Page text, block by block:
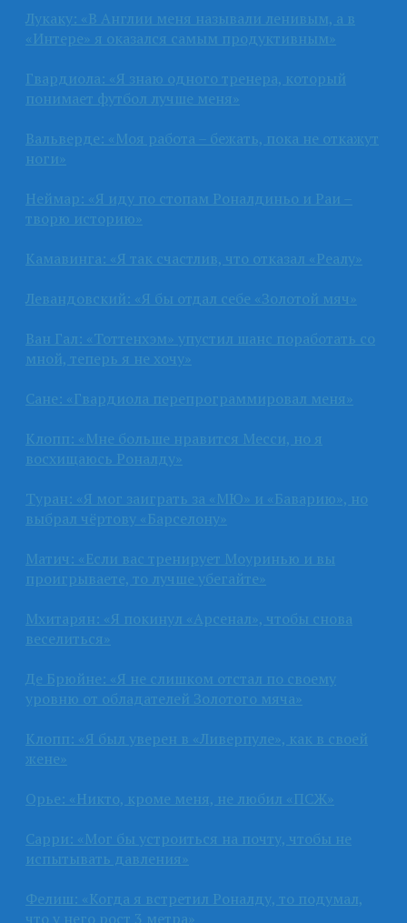
Лукаку: «В Англии меня называли ленивым, а в
«Интере» я оказался самым продуктивным»
Гвардиола: «Я знаю одного тренера, который
понимает футбол лучше меня»
Вальверде: «Моя работа – бежать, пока не откажут
ноги»
Неймар: «Я иду по стопам Роналдиньо и Раи –
творю историю»
Камавинга: «Я так счастлив, что отказал «Реалу»
Левандовский: «Я бы отдал себе «Золотой мяч»
Ван Гал: «Тоттенхэм» упустил шанс поработать со
мной, теперь я не хочу»
Сане: «Гвардиола перепрограммировал меня»
Клопп: «Мне больше нравится Месси, но я
восхищаюсь Роналду»
Туран: «Я мог заиграть за «МЮ» и «Баварию», но
выбрал чёртову «Барселону»
Матич: «Если вас тренирует Моуринью и вы
проигрываете, то лучше убегайте»
Мхитарян: «Я покинул «Арсенал», чтобы снова
веселиться»
Де Брюйне: «Я не слишком отстал по своему
уровню от обладателей Золотого мяча»
Клопп: «Я был уверен в «Ливерпуле», как в своей
жене»
Орье: «Никто, кроме меня, не любил «ПСЖ»
Сарри: «Мог бы устроиться на почту, чтобы не
испытывать давления»
Фелиш: «Когда я встретил Роналду, то подумал,
что у него рост 3 метра»